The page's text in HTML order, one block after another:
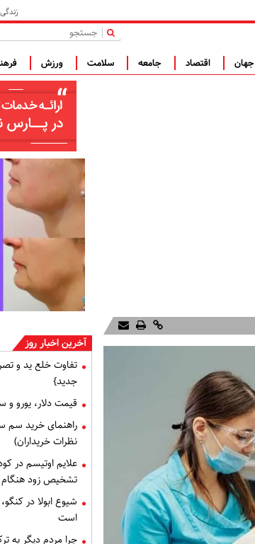
زندگی
|
جهان اقتصاد جامعه سلامت ورزش
آخرین اخبار روز
تفاوت خلع ید و
جدید}
قیمت دلار، یورو و سایر ارزها
راهنمای خرید سم
نظرات خریداران)
علایم اوتیسم در
تشخیص زود هنگام
شیوع ابولا در
است
چرا مردم دیگر به